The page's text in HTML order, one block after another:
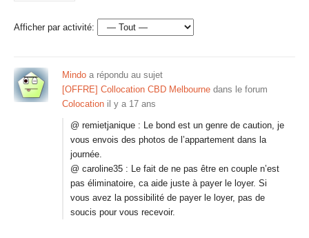
Afficher par activité:
Mindo a répondu au sujet
[OFFRE] Collocation CBD Melbourne dans le forum
Colocation il y a 17 ans
@ remietjanique : Le bond est un genre de caution, je
vous envois des photos de l’appartement dans la
journée.
@ caroline35 : Le fait de ne pas être en couple n’est
pas éliminatoire, ca aide juste à payer le loyer. Si
vous avez la possibilité de payer le loyer, pas de
soucis pour vous recevoir.